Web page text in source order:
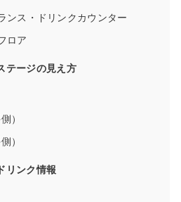
ンス・ドリンクカウンター
ロア
テージの見え方
）
）
リンク情報